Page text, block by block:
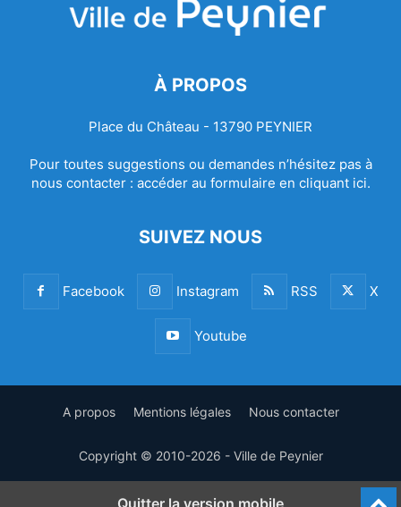
À PROPOS
Place du Château - 13790 PEYNIER
Pour toutes suggestions ou demandes n’hésitez pas à
nous contacter : accéder au formulaire en cliquant ici.
SUIVEZ NOUS
Facebook Instagram RSS X
Youtube
A propos Mentions légales Nous contacter
Copyright © 2010-2026 - Ville de Peynier
Quitter la version mobile